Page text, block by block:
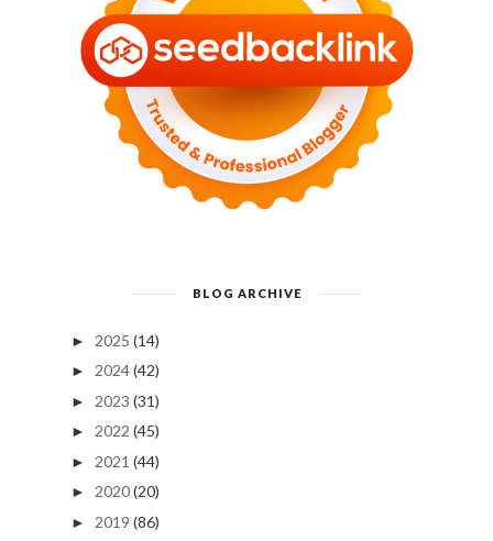
BLOG ARCHIVE
► 2025 (14)
► 2024(42)
► 2023 (31)
► 2022 (45)
► 2021 (44)
► 2020(20)
► 2019 (86)